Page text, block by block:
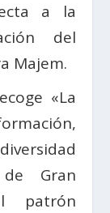
a la
del
Majem.
«La
Gran
patrón